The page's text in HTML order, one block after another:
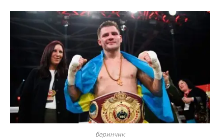
беринчик